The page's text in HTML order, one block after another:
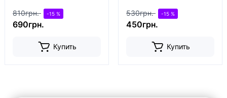
810грн. -15 %
690грн.
Купить
530грн. -15 %
450грн.
Купить